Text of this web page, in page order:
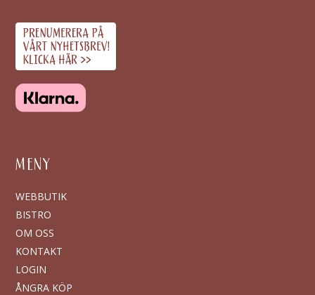
MENY
WEBBUTIK
BISTRO
OM OSS
KONTAKT
LOGIN
ÅNGRA KÖP